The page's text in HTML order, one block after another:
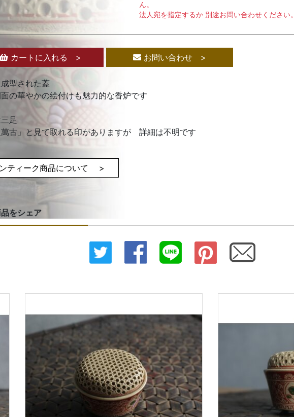
ん。
法人宛を指定するか 別途お問い合わせください。
カートに入れる > お問い合わせ >
型された蓋
の華やかの絵付けも魅力的な香炉です
足
古」と見て取れる印がありますが 詳細は不明です
ティーク商品について >
をシェア